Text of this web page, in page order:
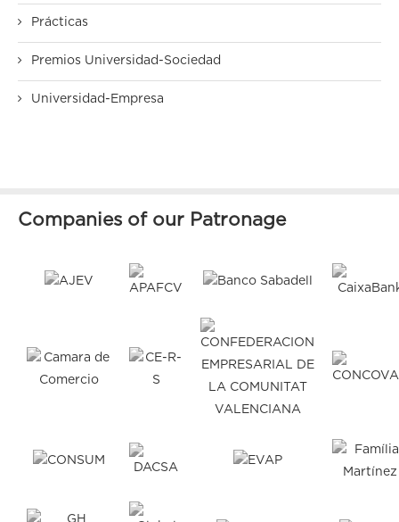
Prácticas
Premios Universidad-Sociedad
Universidad-Empresa
Companies of our Patronage